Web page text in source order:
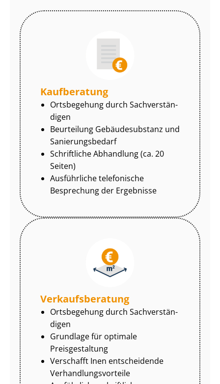
Kaufberatung
Ortsbegehung durch Sach­ver­stän­
di­gen
Beurteilung Gebäudesubstanz und
Sa­nie­rungs­be­darf
Schriftliche Abhandlung (ca. 20
Seiten)
Ausführliche telefonische
Besprechung der Ergebnisse
Ver­kaufs­be­ra­tung
Ortsbegehung durch Sach­ver­stän­
di­gen
Grundlage für optimale
Preisgestaltung
Verschafft Inen entscheidende
Ver­hand­lungs­vor­tei­le